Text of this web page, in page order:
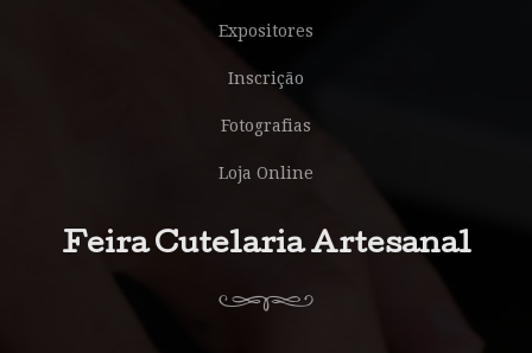
Expositores
Inscrição
Fotografias
Loja Online
Feira Cutelaria Artesanal